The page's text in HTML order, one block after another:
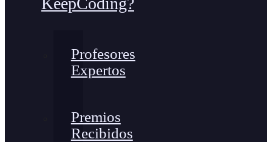
Profesores
Expertos
Premios
Recibidos